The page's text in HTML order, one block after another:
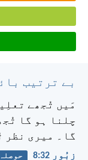
بے ترتیب
مَیں تُجھے
چلنا ہو گا
گا۔ میری نظر
زبُور 32:‏8